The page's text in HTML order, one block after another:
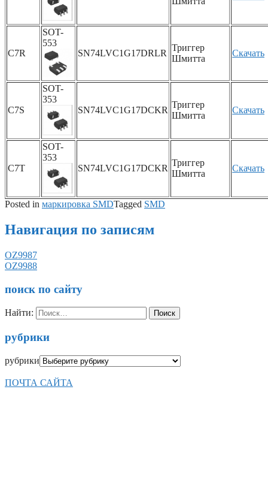
C7R
SOT-
553
SN74LVC1G17DRLR
Триггер
Шмитта
Скачать
C7S
SOT-
353
SN74LVC1G17DCKR
Триггер
Шмитта
Скачать
C7T
SOT-
353
SN74LVC1G17DCKR
Триггер
Шмитта
Скачать
Posted in маркировка SMDTagged SMD
Навигация по записям
OZ9987
OZ9988
поиск по сайту
Найти:
рубрики
рубрики
ПОЧТА САЙТА